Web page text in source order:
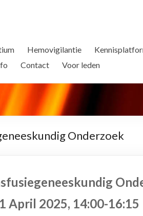
Hemovigilantie
Contact Voor leden
Onderzoek
April 2025, 14:00-16:15